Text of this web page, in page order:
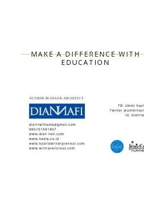
MAKE A DIFFERENCE WITH
EDUCATION